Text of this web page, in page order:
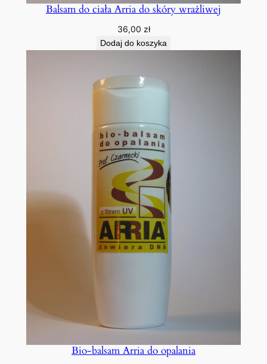
Balsam do ciała Arria do skóry wrażliwej
36,00 zł
Dodaj do koszyka
Bio-balsam Arria do opalania